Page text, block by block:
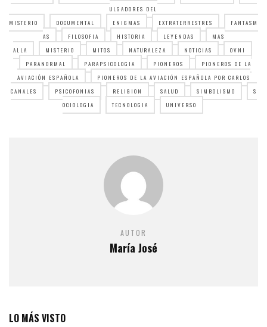
ULGADORES DEL
MISTERIO
DOCUMENTAL ENIGMAS EXTRATERRESTRES
FANTASM
AS
FILOSOFIA HISTORIA LEYENDAS
MAS
ALLA
MISTERIO MITOS NATURALEZA NOTICIAS
OVNI
PARANORMAL
PARAPSICOLOGIA PIONEROS
PIONEROS DE LA
AVIACIÓN ESPAÑOLA
PIONEROS DE LA AVIACIÓN ESPAÑOLA POR CARLOS
CANALES
PSICOFONIAS RELIGION SALUD SIMBOLISMO
S
OCIOLOGIA
TECNOLOGIA UNIVERSO
AUTOR
María José
LO MÁS VISTO